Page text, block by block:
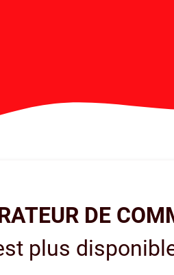
DE
plus